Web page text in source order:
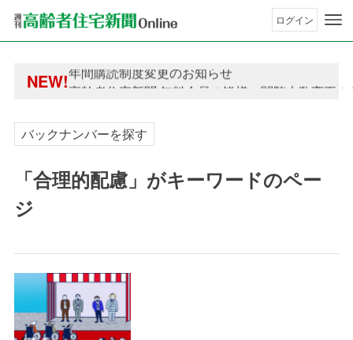
ログイン
NEW!高齢者住宅新聞 無料会員の皆様へ閲覧本数変更
高齢者住宅新聞 無料会員の皆様へ閲覧本数変更
バックナンバーを探す
「合理的配慮」がキーワードのペー
ジ